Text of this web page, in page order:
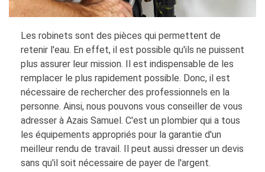
Les robinets sont des pièces qui permettent de
retenir l'eau. En effet, il est possible qu'ils ne puissent
plus assurer leur mission. Il est indispensable de les
remplacer le plus rapidement possible. Donc, il est
nécessaire de rechercher des professionnels en la
personne. Ainsi, nous pouvons vous conseiller de vous
adresser à Azais Samuel. C'est un plombier qui a tous
les équipements appropriés pour la garantie d'un
meilleur rendu de travail. Il peut aussi dresser un devis
sans qu'il soit nécessaire de payer de l'argent.